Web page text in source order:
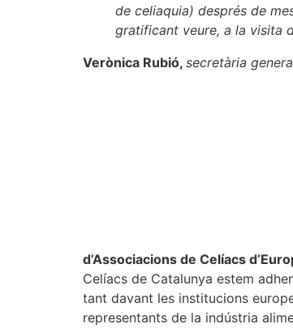
de celiaquia) després de
gratificant veure, a la visita
Verònica Rubió, secretària
d’Associacions de Celíacs
Celíacs de Catalunya estem
tant davant les institucions
representants de la indústria